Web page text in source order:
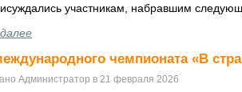
участникам, набравшим
чемпионата «В
Администратор в 21 февраля 2026